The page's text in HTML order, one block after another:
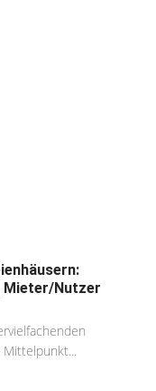
Mieter/Nutzer